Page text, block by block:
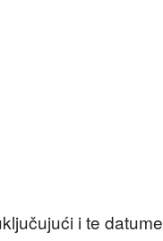
i te datume